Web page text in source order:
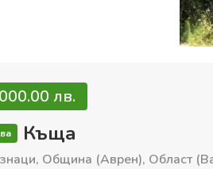
лв.
Къща
Община (Аврен), Област